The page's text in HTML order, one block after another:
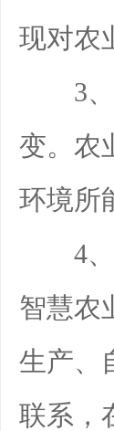
现对农
3、
变。农
环境所
4、
智慧农
生产、
联系，